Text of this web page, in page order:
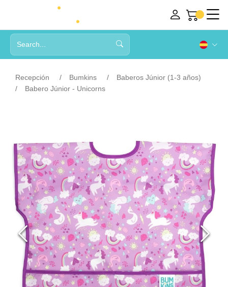
Recepción Bumkins
Baberos Júnior (1-3 años)
Babero Júnior - Unicorns